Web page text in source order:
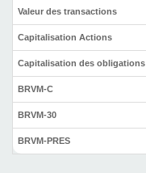
Valeur des transactions
Capitalisation Actions
Capitalisation des obligations
BRVM-C
BRVM-30
BRVM-PRES